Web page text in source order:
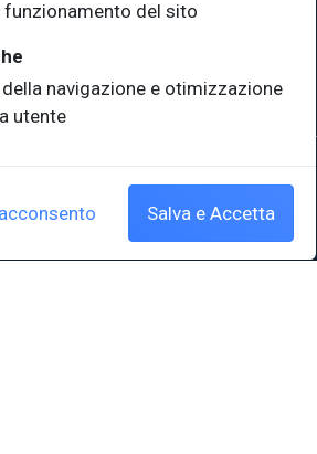
di Ateneo
80013890324 - P.E.C.: ateneo@pec.units.it
funzionamento del sito
navigazione e otimizzazione
utente
Salva e Accetta